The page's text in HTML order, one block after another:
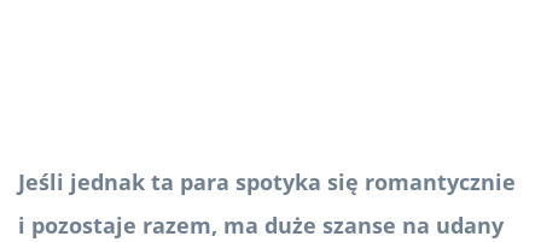
Jeśli jednak ta para spotyka się romantycznie
i pozostaje razem, ma duże szanse na udany